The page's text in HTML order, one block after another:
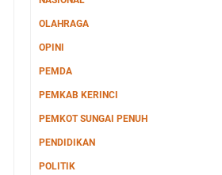
OLAHRAGA
OPINI
PEMDA
PEMKAB KERINCI
PEMKOT SUNGAI PENUH
PENDIDIKAN
POLITIK